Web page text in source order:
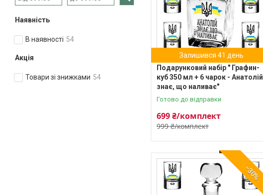
Наявність
В наявності 54
Акція
Товари зі знижками 54
Залишився 41 день
Подарунковий набір " Графин-
куб 350 мл + 6 чарок - Анатолій
знає, що наливає"
Готово до відправки
999 ₴/комплект
699 ₴/комплект
–30%